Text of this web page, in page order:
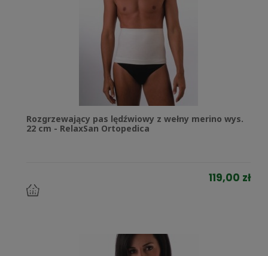
Rozgrzewający pas lędźwiowy z wełny merino wys.
22 cm - RelaxSan Ortopedica
119,00 zł
do
koszyka